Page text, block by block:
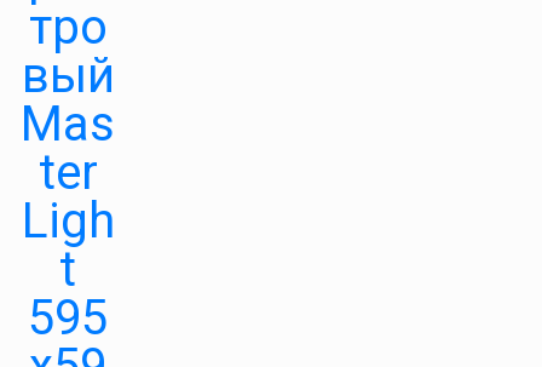
тро
вый
Mas
ter
Ligh
t
595